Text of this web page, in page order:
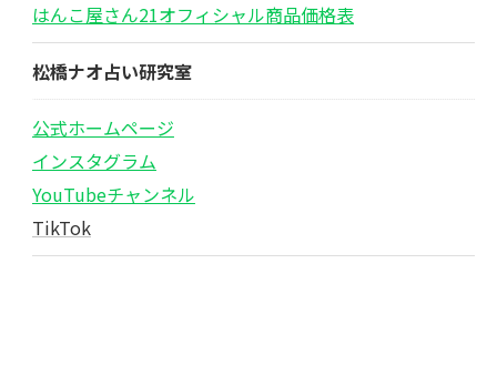
はんこ屋さん21オフィシャル商品価格表
松橋ナオ占い研究室
公式ホームページ
インスタグラム
YouTubeチャンネル
TikTok